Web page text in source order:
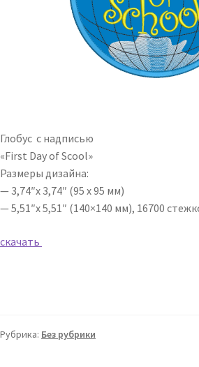
Глобус с надписью
«First Day of Scool»
Размеры дизайна:
— 3,74″x 3,74″ (95 х 95 мм)
— 5,51″x 5,51″ (140×140 мм), 16700
скачать
Рубрика: Без рубрики